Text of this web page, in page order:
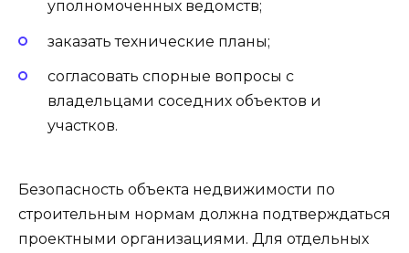
уполномоченных ведомств;
заказать технические планы;
согласовать спорные вопросы с
владельцами соседних объектов и
участков.
Безопасность объекта недвижимости по
строительным нормам должна подтверждаться
проектными организациями. Для отдельных